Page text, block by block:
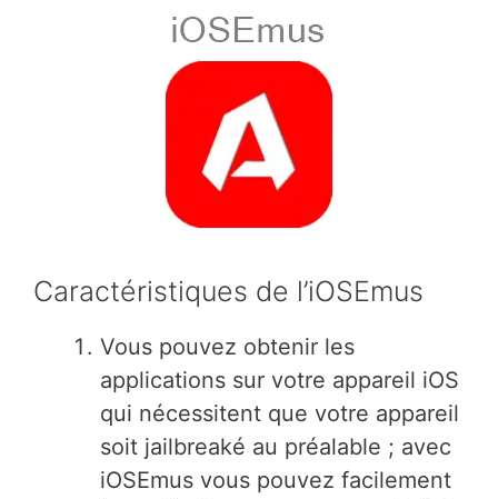
Caractéristiques de l’iOSEmus
Vous pouvez obtenir les
applications sur votre appareil iOS
qui nécessitent que votre appareil
soit jailbreaké au préalable ; avec
iOSEmus vous pouvez facilement